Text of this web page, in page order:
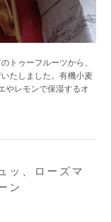
トゥーフルーツから、
たしました。有機小麦
やレモンで保湿するオ
ッ、ローズマ
ン